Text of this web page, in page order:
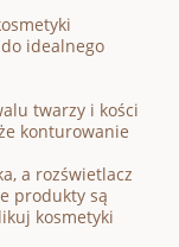
idealnego
twarzy i kości
konturowanie
a rozświetlacz
produkty są
kosmetyki